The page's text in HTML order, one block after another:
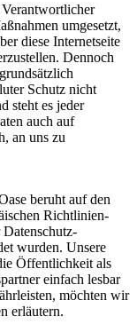
umgesetzt,
diese Internetseite
Dennoch
Schutz nicht
steht es jeder
auch auf
an uns zu
beruht auf den
Richtlinien-
wurden. Unsere
Öffentlichkeit als
einfach lesbar
möchten wir
erläutern.